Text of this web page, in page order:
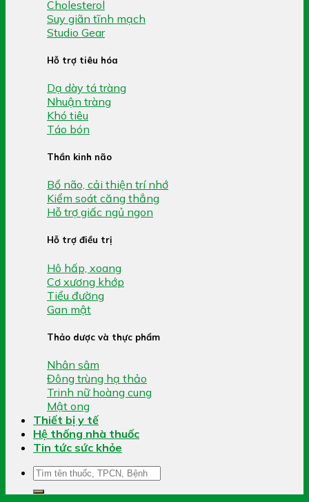
Cholesterol
Suy giãn tĩnh mạch
Studio Gear
Hỗ trợ tiêu hóa
Dạ dày tá tràng
Nhuận tràng
Khó tiêu
Táo bón
Thần kinh não
Bổ não, cải thiện trí nhớ
Kiểm soát căng thẳng
Hỗ trợ giấc ngủ ngon
Hỗ trợ điều trị
Hô hấp, xoang
Cơ xương khớp
Tiểu đường
Gan mật
Thảo dược và thực phẩm
Nhân sâm
Đông trùng hạ thảo
Trinh nữ hoàng cung
Mật ong
Thiết bị y tế
Hệ thống nhà thuốc
Tin tức sức khỏe
Tìm
kiếm: